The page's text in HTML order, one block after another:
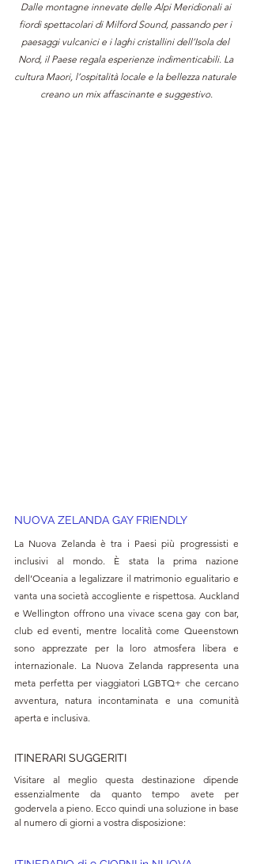
Dalle montagne innevate delle Alpi Meridionali ai
fiordi spettacolari di Milford Sound, passando per i
paesaggi vulcanici e i laghi cristallini dell’Isola del
Nord, il Paese regala esperienze indimenticabili. La
cultura Maori, l’ospitalità locale e la bellezza naturale
creano un mix affascinante e suggestivo.
NUOVA ZELANDA GAY FRIENDLY
La Nuova Zelanda è tra i Paesi più progressisti e
inclusivi al mondo. È stata la prima nazione
dell’Oceania a legalizzare il matrimonio egualitario e
vanta una società accogliente e rispettosa. Auckland
e Wellington offrono una vivace scena gay con bar,
club ed eventi, mentre località come Queenstown
sono apprezzate per la loro atmosfera libera e
internazionale. La Nuova Zelanda rappresenta una
meta perfetta per viaggiatori LGBTQ+ che cercano
avventura, natura incontaminata e una comunità
aperta e inclusiva.
ITINERARI SUGGERITI
Visitare al meglio questa destinazione dipende
essenzialmente da quanto tempo avete per
godervela a pieno. Ecco quindi una soluzione in base
al numero di giorni a vostra disposizione: